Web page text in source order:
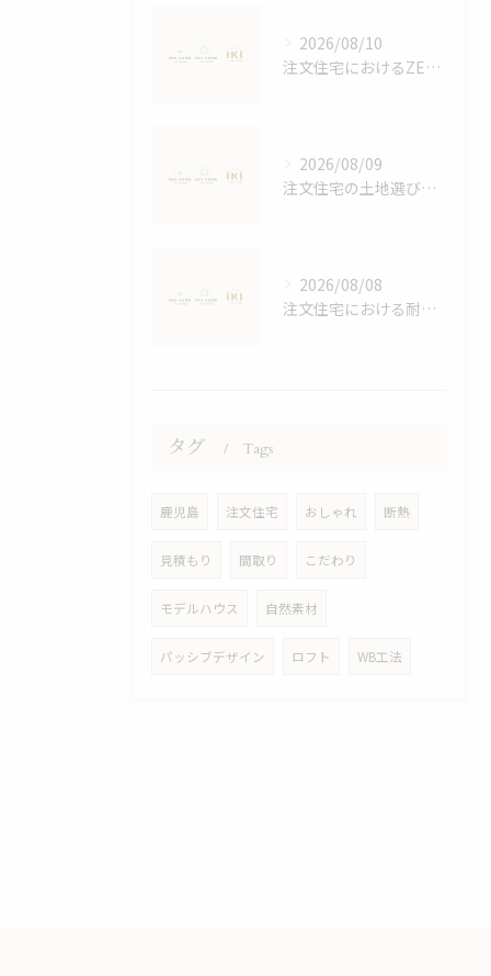
2026/08/10
注文住宅におけるZEH断熱性能の実態
2026/08/09
注文住宅の土地選びで後悔しないためのポイントと効率的な進め方
2026/08/08
注文住宅における耐震等級の詳しい解説
タグ Tags
鹿児島 注文住宅 おしゃれ 断熱
見積もり 間取り こだわり
モデルハウス 自然素材
パッシブデザイン ロフト WB工法